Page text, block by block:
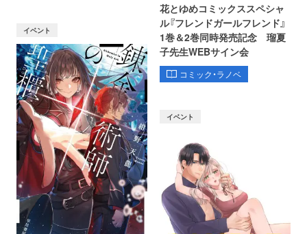
花とゆめコミックススペシャ
ル『フレンドガールフレンド』
1巻＆2巻同時発売記念 瑠夏
子先生WEBサイン会
コミック・ラノベ
イベント
イベント